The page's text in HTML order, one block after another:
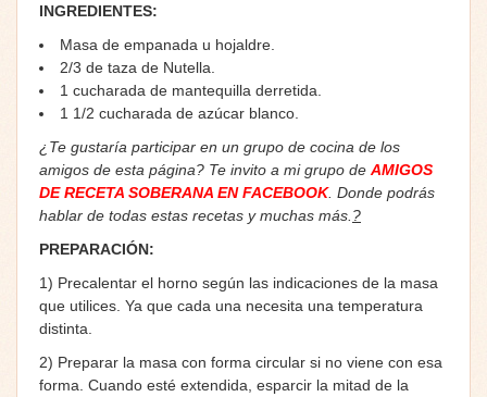
INGREDIENTES:
Masa de empanada u hojaldre.
2/3 de taza de Nutella.
1 cucharada de mantequilla derretida.
1 1/2 cucharada de azúcar blanco.
¿Te gustaría participar en un grupo de cocina de los
amigos de esta página? Te invito a mi grupo de AMIGOS
DE RECETA SOBERANA EN FACEBOOK. Donde podrás
hablar de todas estas recetas y muchas más. ?
PREPARACIÓN:
1) Precalentar el horno según las indicaciones de la masa
que utilices. Ya que cada una necesita una temperatura
distinta.
2) Preparar la masa con forma circular si no viene con esa
forma. Cuando esté extendida, esparcir la mitad de la